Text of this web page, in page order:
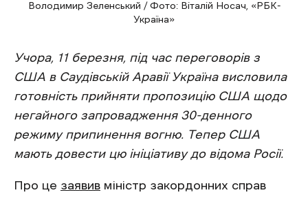
Володимир Зеленський / Фото: Віталій Носач, «РБК-
Україна»
Учора, 11 березня, під час переговорів з
США в Саудівській Аравії Україна висловила
готовність прийняти пропозицію США щодо
негайного запровадження 30-денного
режиму припинення вогню. Тепер США
мають довести цю ініціативу до відома Росії.
Про це заявив міністр закордонних справ